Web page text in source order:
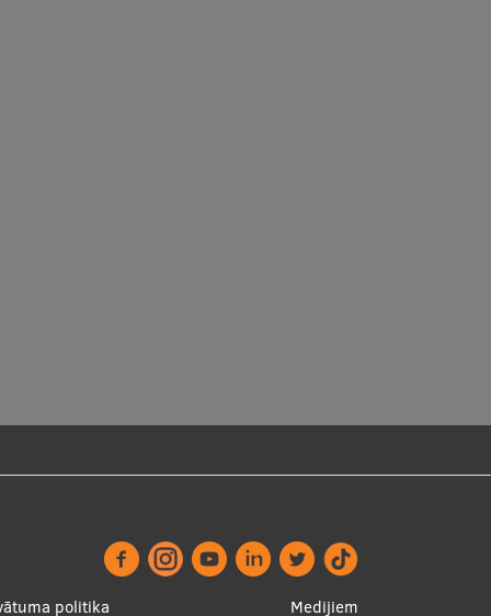
politika Medijiem